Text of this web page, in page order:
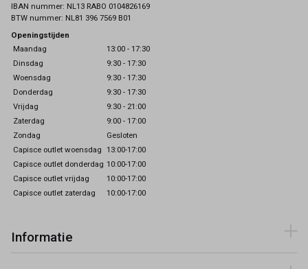
IBAN nummer: NL13 RABO 0104826169
BTW nummer: NL81 396 7569 B01
Openingstijden
Maandag
13:00 - 17:30
Dinsdag
9:30 - 17:30
Woensdag
9:30 - 17:30
Donderdag
9:30 - 17:30
Vrijdag
9:30 - 21:00
Zaterdag
9:00 - 17:00
Zondag
Gesloten
Capisce outlet woensdag 13:00-17:00
Capisce outlet donderdag 10:00-17:00
Capisce outlet vrijdag
10:00-17:00
Capisce outlet zaterdag
10:00-17:00
Informatie